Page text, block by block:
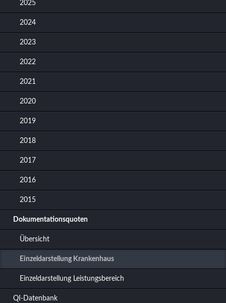
2025
2024
2023
2022
2021
2020
2019
2018
2017
2016
2015
Dokumentationsquoten
Übersicht
Einzeldarstellung Krankenhaus
Einzeldarstellung Leistungsbereich
QI-Datenbank